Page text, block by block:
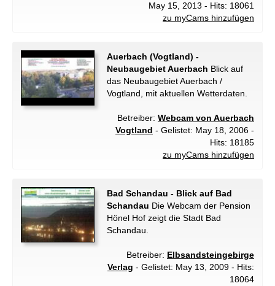
May 15, 2013 - Hits: 18061
zu myCams hinzufügen
Auerbach (Vogtland) -
Neubaugebiet Auerbach Blick auf
das Neubaugebiet Auerbach /
Vogtland, mit aktuellen Wetterdaten.
Betreiber: Webcam von Auerbach
Vogtland - Gelistet: May 18, 2006 -
Hits: 18185
zu myCams hinzufügen
Bad Schandau - Blick auf Bad
Schandau Die Webcam der Pension
Hönel Hof zeigt die Stadt Bad
Schandau.
Betreiber: Elbsandsteingebirge
Verlag - Gelistet: May 13, 2009 - Hits:
18064